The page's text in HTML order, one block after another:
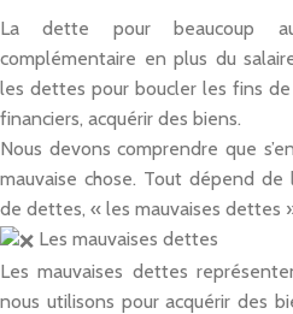
La dette pour beaucoup
complémentaire en plus du
les dettes pour boucler les fins
financiers, acquérir des biens.
Nous devons comprendre que
mauvaise chose. Tout dépend
de dettes, « les mauvaises dettes
Les mauvaises dettes
Les mauvaises dettes
nous utilisons pour acquérir des